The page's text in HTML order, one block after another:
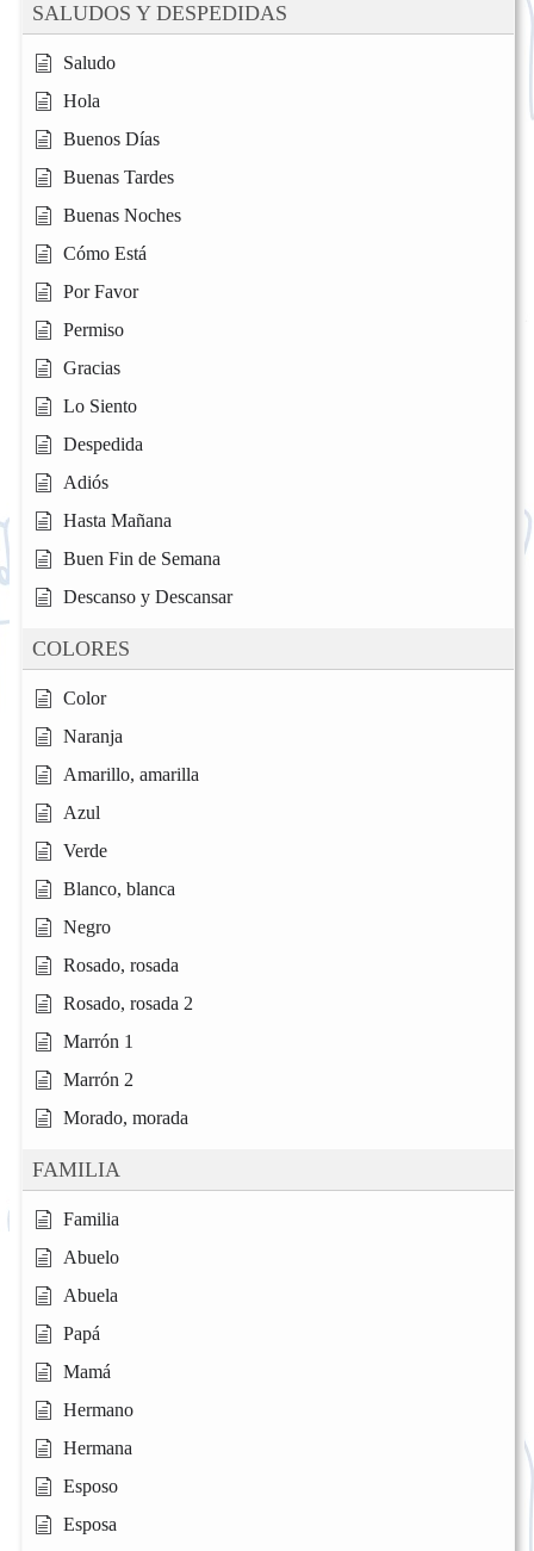
SALUDOS Y DESPEDIDAS
Saludo
Hola
Buenos Días
Buenas Tardes
Buenas Noches
Cómo Está
Por Favor
Permiso
Gracias
Lo Siento
Despedida
Adiós
Hasta Mañana
Buen Fin de Semana
Descanso y Descansar
COLORES
Color
Naranja
Amarillo, amarilla
Azul
Verde
Blanco, blanca
Negro
Rosado, rosada
Rosado, rosada 2
Marrón 1
Marrón 2
Morado, morada
FAMILIA
Familia
Abuelo
Abuela
Papá
Mamá
Hermano
Hermana
Esposo
Esposa